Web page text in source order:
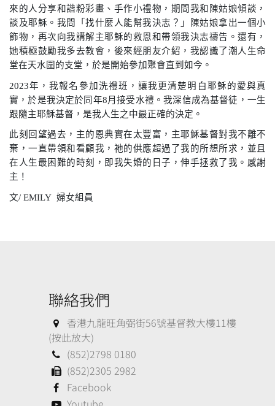
來的人分享和諧粉彩畫、手作小禮物，期間我和陳姑娘傾談，
談及耶穌。我問「找什麼人能幫我決志？」陳姑娘拿出一個小
飾物，再次向我講解主耶穌的救恩和帶領我決志禱告。還有，
她積極鼓勵我多去教會，後來經朋友介紹，我認識了潮人生命
堂在天水圍的支堂，於是開始參加聚會直到如今。
2023年，我報名參加洗禮班，讓我更清楚明白耶穌的愛與真
實，於是我決定於同年8月接受水禮。我深信成為基督徒，一生
跟隨主耶穌基督，是我人生之中最正確的決定。
此刻回望過去，主的恩典實在太豐富，主耶穌基督對我不離不
棄，一直帶領和看顧我，祂的供應超過了我的所想所求，並且
在人生最困難的時刻，即我失婚的日子，伸手拯救了我。感謝
主！
文/ EMILY 婦女組員
聯絡我們
香港九龍旺角弼街56號基督教大樓11樓
(按此放大)
(852)2798 0180
(852)2305 2982
Facebook